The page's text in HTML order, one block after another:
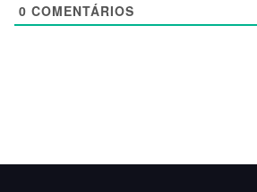
0 COMENTÁRIOS